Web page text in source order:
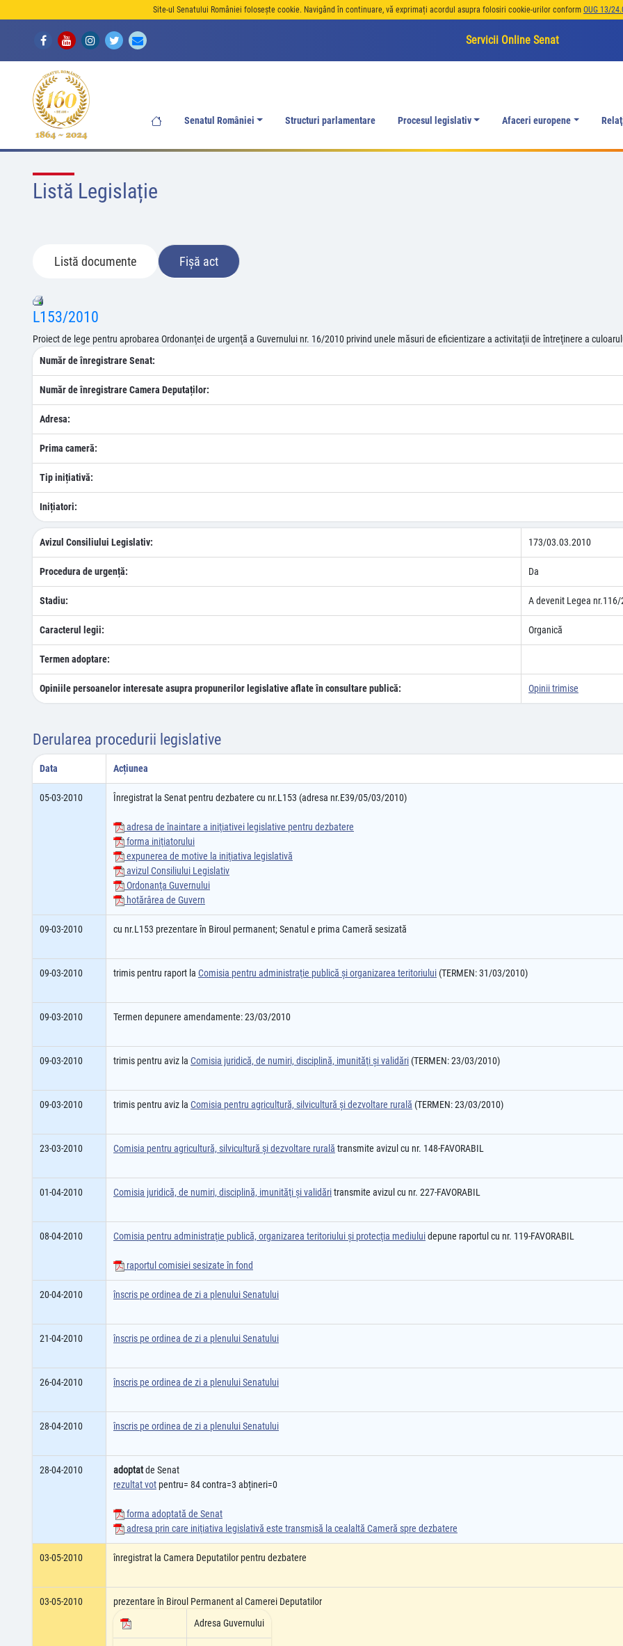
Site-ul Senatului României folosește cookie. Navigând în continuare, vă exprimați acordul asupra folosiri cookie-urilor conform OUG 13/
Servicii Online Senat
Senatul României Structuri parlamentare Procesul legislativ Afaceri europene
Listă Legislație
Listă documente Fișă act
L153/2010
Proiect de lege pentru aprobarea Ordonanţei de urgenţã a Guvernului nr. 16/2010 privind unele măsuri de eficientizare a activitaţii de întreţinere a
Număr de înregistrare Senat:
Număr de înregistrare Camera Deputaților:
Adresa:
Prima cameră:
Tip inițiativă:
Inițiatori:
Avizul Consiliului Legislativ: 173/03.03.2010
Procedura de urgență: Da
Stadiu: A devenit Legea
Caracterul legii: Organică
Termen adoptare:
Opiniile persoanelor interesate asupra propunerilor legislative aflate în consultare publică: Opinii trimise
Derularea procedurii legislative
Data Acțiunea
05-03-2010 Înregistrat la Senat pentru dezbatere cu nr.L153 (adresa nr.E39/05/03/2010)
adresa de înaintare a iniţiativei legislative pentru dezbatere
forma iniţiatorului
expunerea de motive la iniţiativa legislativă
avizul Consiliului Legislativ
Ordonanţa Guvernului
hotărârea de Guvern
09-03-2010 cu nr.L153 prezentare în Biroul permanent; Senatul e prima Cameră sesizată
09-03-2010 trimis pentru raport la Comisia pentru administraţie publică şi organizarea teritoriului (TERMEN: 31/03/2010)
09-03-2010 Termen depunere amendamente: 23/03/2010
09-03-2010 trimis pentru aviz la Comisia juridică, de numiri, disciplină, imunităţi şi validări (TERMEN: 23/03/2010)
09-03-2010 trimis pentru aviz la Comisia pentru agricultură, silvicultură şi dezvoltare rurală (TERMEN: 23/03/2010)
23-03-2010 Comisia pentru agricultură, silvicultură şi dezvoltare rurală transmite avizul cu nr. 148-FAVORABIL
01-04-2010 Comisia juridică, de numiri, disciplină, imunităţi şi validăritransmite avizul cu nr. 227-FAVORABIL
08-04-2010 Comisia pentru administraţie publică, organizarea teritoriului şi protecţia mediuluidepune raportul cu nr. 119-FAVORABIL
raportul comisiei sesizate în fond
20-04-2010 înscris pe ordinea de zi a plenului Senatului
21-04-2010 înscris pe ordinea de zi a plenului Senatului
26-04-2010 înscris pe ordinea de zi a plenului Senatului
28-04-2010 înscris pe ordinea de zi a plenului Senatului
28-04-2010 adoptatde Senat
rezultat vot pentru= 84 contra=3 abțineri=0
forma adoptată de Senat
adresa prin care iniţiativa legislativă este transmisă la cealaltă Cameră spre dezbatere
03-05-2010 înregistrat la Camera Deputatilor pentru dezbatere
03-05-2010
prezentare în Biroul Permanent al Camerei Deputatilor
Adresa Guvernului